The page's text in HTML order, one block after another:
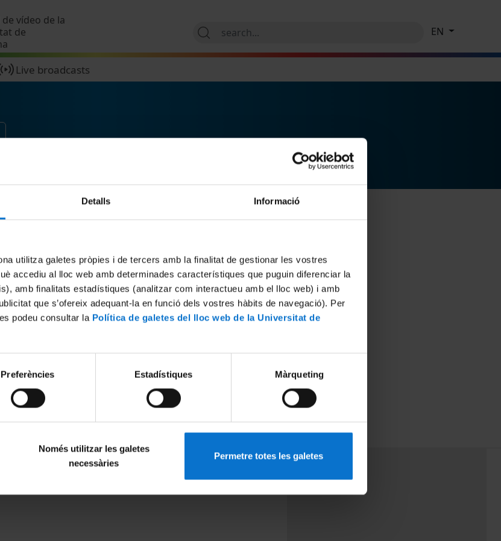
Detalls Informació
utilitza galetes pròpies i de tercers amb la finalitat de gestionar les vostres
accediu al lloc web amb determinades característiques que puguin diferenciar la
amb finalitats estadístiques (analitzar com interactueu amb el lloc web) i amb
que s’ofereix adequant-la en funció dels vostres hàbits de navegació). Per
podeu consultar la Política de galetes del lloc web de la Universitat de
Preferències Estadístiques Màrqueting
Només utilitzar les galetes
necessàries
Permetre totes les galetes
vídeo de la
de
Live broadcasts
EN
MENÚ PEU 1
Legal notice
PEU 3